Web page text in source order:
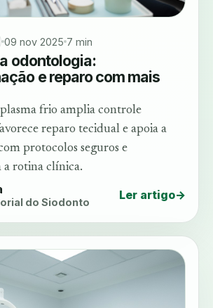
09 nov 2025 7 min
odontologia:
e reparo com mais
frio amplia controle
reparo tecidual e apoia a
protocolos seguros e
a rotina clínica.
do Siodonto Ler artigo→